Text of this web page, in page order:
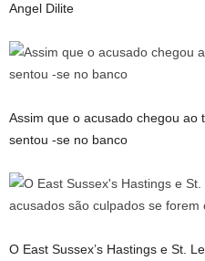
Angel Dilite
Assim que o acusado chegou ao
sentou -se no banco
O East Sussex’s Hastings e St.